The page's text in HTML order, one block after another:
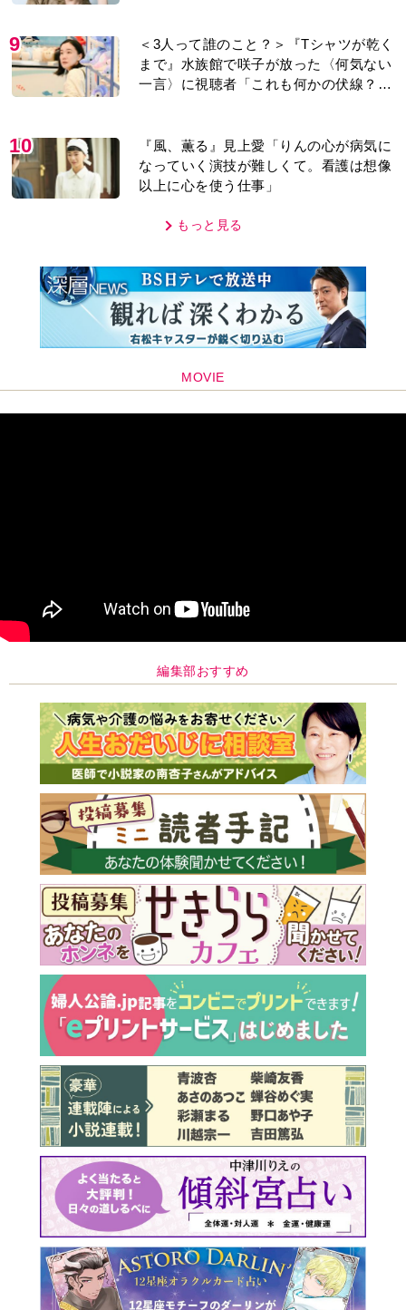
9
＜3人って誰のこと？＞『Tシャツが乾く
まで』水族館で咲子が放った〈何気ない
一言〉に視聴者「これも何かの伏線？」
10
『風、薫る』見上愛「りんの心が病気に
なっていく演技が難しくて。看護は想像
以上に心を使う仕事」
もっと見る
MOVIE
編集部おすすめ